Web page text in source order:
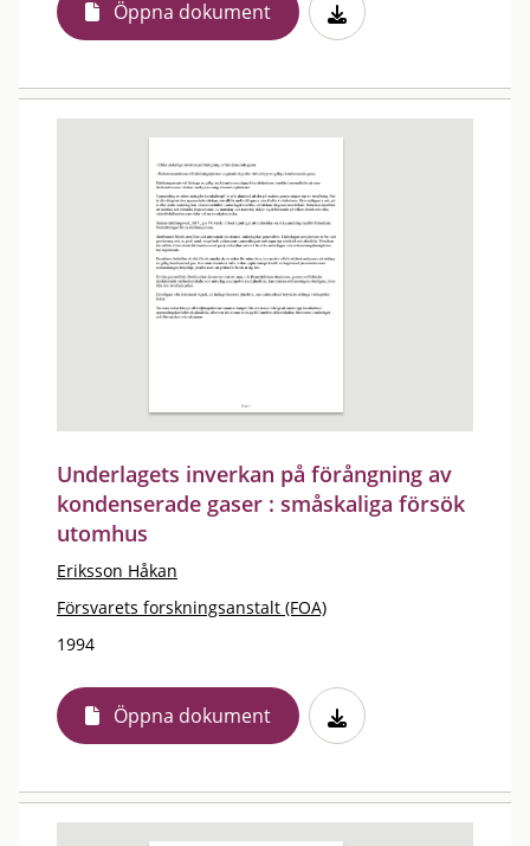
Öppna dokument
Underlagets inverkan på förångning av
kondenserade gaser : småskaliga försök
utomhus
Eriksson Håkan
Försvarets forskningsanstalt (FOA)
1994
Öppna dokument